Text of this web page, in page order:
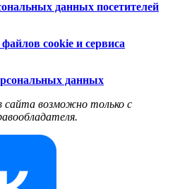
данных посетителей
cookie и сервиса
данных
сайта возможно только с